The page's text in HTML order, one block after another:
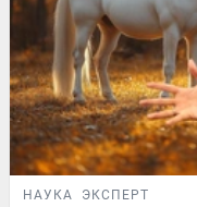
НАУКА ЭКСПЕРТ